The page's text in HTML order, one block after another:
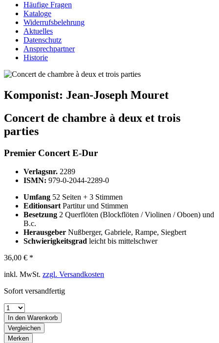
Häufige Fragen
Kataloge
Widerrufsbelehrung
Aktuelles
Datenschutz
Ansprechpartner
Historie
Komponist: Jean-Joseph Mouret
Concert de chambre à deux et trois
parties
Premier Concert E-Dur
Verlagsnr. 2289
ISMN: 979-0-2044-2289-0
Umfang 52 Seiten + 3 Stimmen
EditionsartPartitur und Stimmen
Besetzung 2 Querflöten (Blockflöten / Violinen / Oboen) und
B.c.
Herausgeber Nußberger, Gabriele, Rampe, Siegbert
Schwierigkeitsgrad leicht bis mittelschwer
36,00 € *
inkl. MwSt. zzgl. Versandkosten
Sofort versandfertig
In den Warenkorb
Vergleichen
Merken